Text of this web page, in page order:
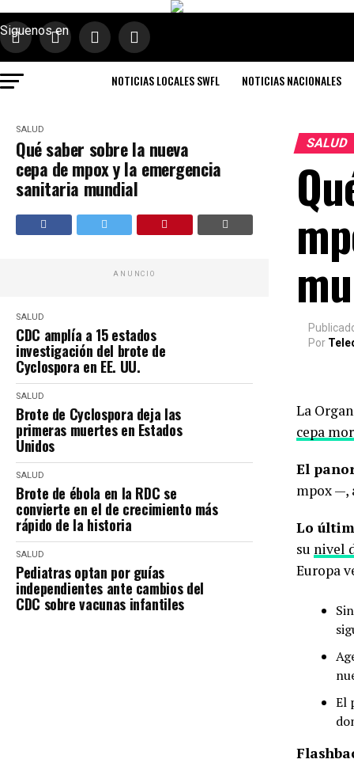
Siguenos en
NOTICIAS LOCALES SWFL NOTICIAS NACIONALES
SALUD
Qué saber sobre la nueva
cepa de mpox y la emergencia
sanitaria mundial
ANUNCIO
SALUD
CDC amplía a 15 estados
investigación del brote de
Cyclospora en EE. UU.
SALUD
Brote de Cyclospora deja las
primeras muertes en Estados
Unidos
SALUD
Brote de ébola en la RDC se
convierte en el de crecimiento más
rápido de la historia
SALUD
Pediatras optan por guías
independientes ante cambios del
CDC sobre vacunas infantiles
SALUD
Por
La
cepa
El
mpox —,
Lo
su nivel
Europa
El